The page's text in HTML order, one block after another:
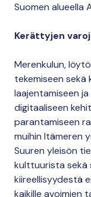
Suomen alueella
Kerättyjen
Merenkulun,
tekemiseen
laajentamiseen
digitaaliseen
parantamiseen
muihin Itämeren
Suuren yleisön
kulttuurista sekä
kiireellisyydestä
kaikille avoimien